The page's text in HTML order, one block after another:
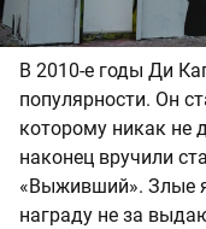
В 2010-е годы Ди
популярности. Он
которому никак не
наконец вручили
«Выживший». Злые
награду не за